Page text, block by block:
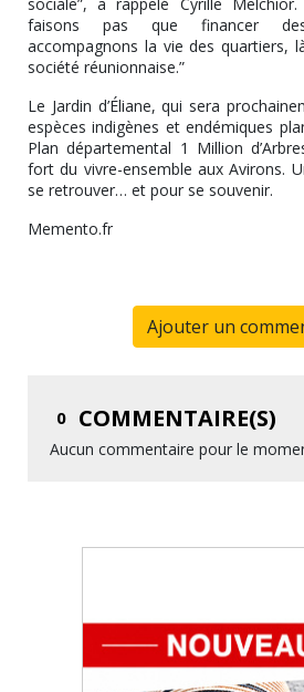
faisons pas que financer
accompagnons la vie des
société réunionnaise.”
Le Jardin d’Éliane, qui sera
espèces indigènes et endémiques
Plan départemental 1 Million
fort du vivre-ensemble aux Avirons.
se retrouver… et pour se souvenir.
Memento.fr
Ajouter un
0 COMMENTAIRE(S)
Aucun commentaire pour le